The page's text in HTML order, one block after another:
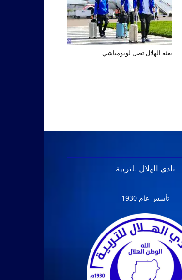
بعثة الهلال تصل لوبومباشي
نادي الهلال للتربية
تأسس عام 1930